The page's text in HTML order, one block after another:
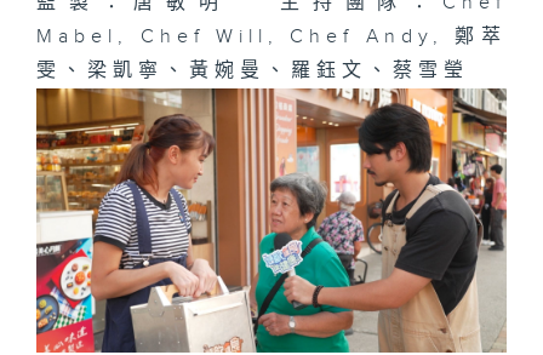
Mabel, Chef Will, Chef Andy, 鄭萃
雯、梁凱寧、黃婉曼、羅鈺文、蔡雪瑩